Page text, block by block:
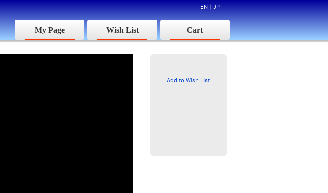
EN |JP
My Page Wish List Cart
Add to Wish List